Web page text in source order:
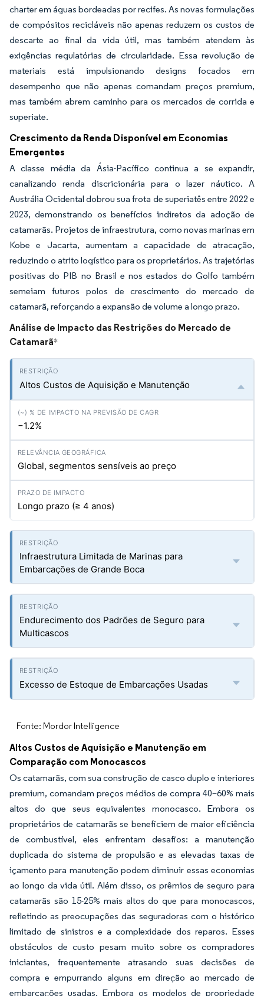
charter em águas bordeadas por recifes. As novas formulações
de compósitos recicláveis não apenas reduzem os custos de
descarte ao final da vida útil, mas também atendem às
exigências regulatórias de circularidade. Essa revolução de
materiais está impulsionando designs focados em
desempenho que não apenas comandam preços premium,
mas também abrem caminho para os mercados de corrida e
superiate.
Crescimento da Renda Disponível em Economias
Emergentes
A classe média da Ásia-Pacífico continua a se expandir,
canalizando renda discricionária para o lazer náutico. A
Austrália Ocidental dobrou sua frota de superiatês entre 2022 e
2023, demonstrando os benefícios indiretos da adoção de
catamarãs. Projetos de infraestrutura, como novas marinas em
Kobe e Jacarta, aumentam a capacidade de atracação,
reduzindo o atrito logístico para os proprietários. As trajetórias
positivas do PIB no Brasil e nos estados do Golfo também
semeiam futuros polos de crescimento do mercado de
catamarã, reforçando a expansão de volume a longo prazo.
Análise de Impacto das Restrições do Mercado de
Catamarã*
Altos Custos de Aquisição e Manutenção
−1.2%
Global, segmentos sensíveis ao preço
Longo prazo (≥ 4 anos)
Infraestrutura Limitada de Marinas para
Embarcações de Grande Boca
Endurecimento dos Padrões de Seguro para
Multicascos
Excesso de Estoque de Embarcações Usadas
Fonte: Mordor Intelligence
Altos Custos de Aquisição e Manutenção em
Comparação com Monocascos
Os catamarãs, com sua construção de casco duplo e interiores
premium, comandam preços médios de compra 40–60% mais
altos do que seus equivalentes monocasco. Embora os
proprietários de catamarãs se beneficiem de maior eficiência
de combustível, eles enfrentam desafios: a manutenção
duplicada do sistema de propulsão e as elevadas taxas de
içamento para manutenção podem diminuir essas economias
ao longo da vida útil. Além disso, os prêmios de seguro para
catamarãs são 15-25% mais altos do que para monocascos,
refletindo as preocupações das seguradoras com o histórico
limitado de sinistros e a complexidade dos reparos. Esses
obstáculos de custo pesam muito sobre os compradores
iniciantes, frequentemente atrasando suas decisões de
compra e empurrando alguns em direção ao mercado de
embarcações usadas. Embora os modelos de propriedade